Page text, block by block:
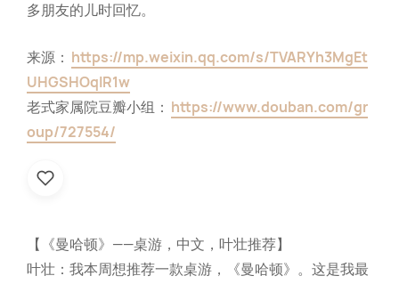
多朋友的儿时回忆。
来源： https://mp.weixin.qq.com/s/TVARYh3MgEt
UHGSHOqlR1w
老式家属院豆瓣小组： https://www.douban.com/gr
oup/727554/
【《曼哈顿》——桌游，中文，叶壮推荐】
叶壮：我本周想推荐一款桌游，《曼哈顿》。这是我最